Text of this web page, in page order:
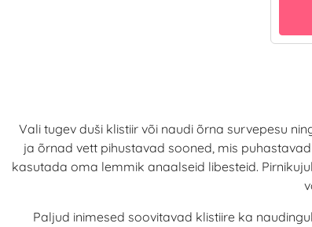
Vali tugev duši klistiir või naudi õrna survepesu
ja õrnad vett pihustavad sooned, mis
kasutada oma lemmik anaalseid libesteid.
Paljud inimesed soovitavad klistiire ka